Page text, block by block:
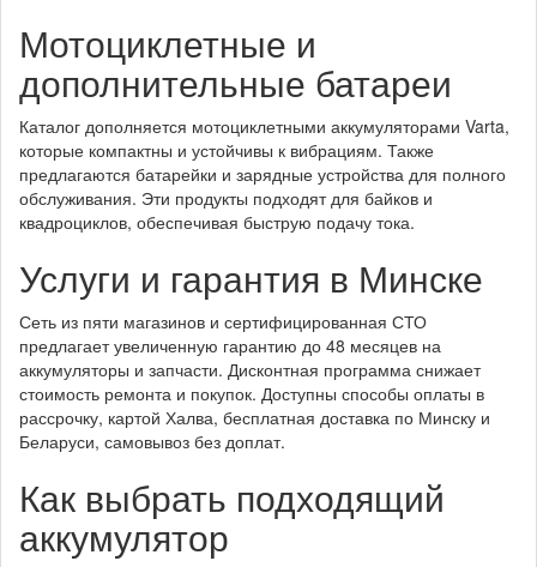
Мотоциклетные и
дополнительные батареи
Каталог дополняется мотоциклетными аккумуляторами Varta,
которые компактны и устойчивы к вибрациям. Также
предлагаются батарейки и зарядные устройства для полного
обслуживания. Эти продукты подходят для байков и
квадроциклов, обеспечивая быструю подачу тока.
Услуги и гарантия в Минске
Сеть из пяти магазинов и сертифицированная СТО
предлагает увеличенную гарантию до 48 месяцев на
аккумуляторы и запчасти. Дисконтная программа снижает
стоимость ремонта и покупок. Доступны способы оплаты в
рассрочку, картой Халва, бесплатная доставка по Минску и
Беларуси, самовывоз без доплат.
Как выбрать подходящий
аккумулятор